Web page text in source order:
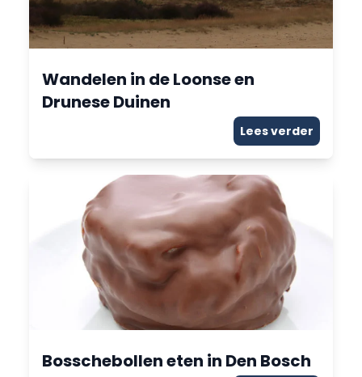
Wandelen in de Loonse en
Drunese Duinen
Lees verder
Bosschebollen eten in Den Bosch